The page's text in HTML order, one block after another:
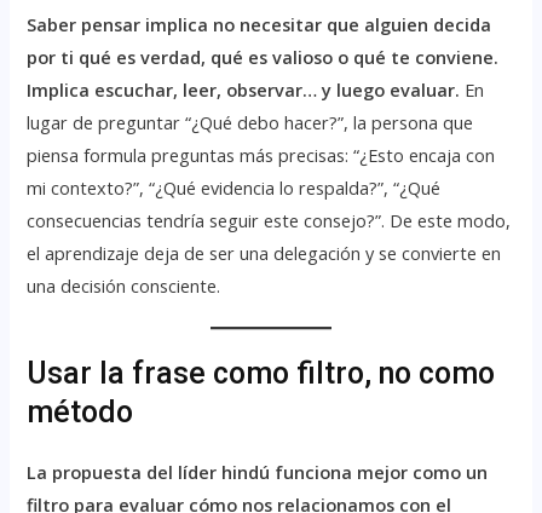
Saber pensar implica no necesitar que alguien decida
por ti qué es verdad, qué es valioso o qué te conviene.
Implica escuchar, leer, observar… y luego evaluar. En
lugar de preguntar “¿Qué debo hacer?”, la persona que
piensa formula preguntas más precisas: “¿Esto encaja con
mi contexto?”, “¿Qué evidencia lo respalda?”, “¿Qué
consecuencias tendría seguir este consejo?”. De este modo,
el aprendizaje deja de ser una delegación y se convierte en
una decisión consciente.
Usar la frase como filtro, no como
método
La propuesta del líder hindú funciona mejor como un
filtro para evaluar cómo nos relacionamos con el